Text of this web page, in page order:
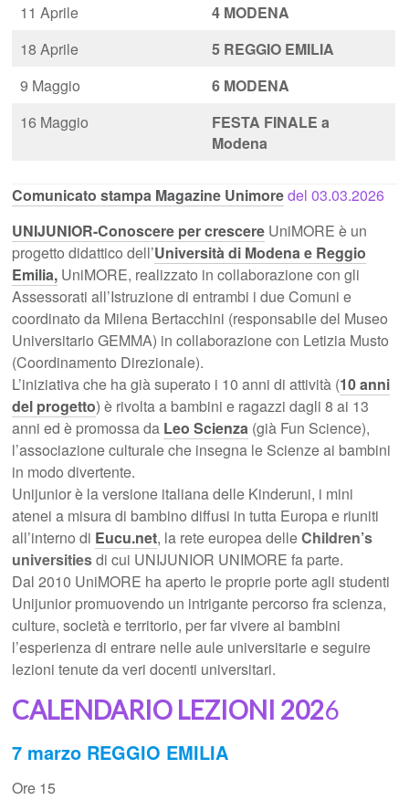
11 Aprile
4 MODENA
18 Aprile
5 REGGIO EMILIA
9 Maggio
6 MODENA
16 Maggio
FESTA FINALE a
Modena
Comunicato stampa Magazine Unimoredel 03.03.2026
UNIJUNIOR-Conoscere per crescere UniMORE è un
progetto didattico dell’Università di Modena e Reggio
Emilia, UniMORE, realizzato in collaborazione con gli
Assessorati all’Istruzione di entrambi i due Comuni e
coordinato da Milena Bertacchini (responsabile del Museo
Universitario GEMMA) in collaborazione con Letizia Musto
(Coordinamento Direzionale).
L’iniziativa che ha già superato i 10 anni di attività (10 anni
del progetto) è rivolta a bambini e ragazzi dagli 8 ai 13
anni ed è promossa da Leo Scienza (già Fun Science),
l’associazione culturale che insegna le Scienze ai bambini
in modo divertente.
Unijunior è la versione italiana delle Kinderuni, i mini
atenei a misura di bambino diffusi in tutta Europa e riuniti
all’interno di Eucu.net, la rete europea delleChildren’s
universitiesdi cui UNIJUNIOR UNIMORE fa parte.
Dal 2010 UniMORE ha aperto le proprie porte agli studenti
Unijunior promuovendo un intrigante percorso fra scienza,
culture, società e territorio, per far vivere ai bambini
l’esperienza di entrare nelle aule universitarie e seguire
lezioni tenute da veri docenti universitari.
CALENDARIO LEZIONI 2026
7 marzo REGGIO EMILIA
Ore 15